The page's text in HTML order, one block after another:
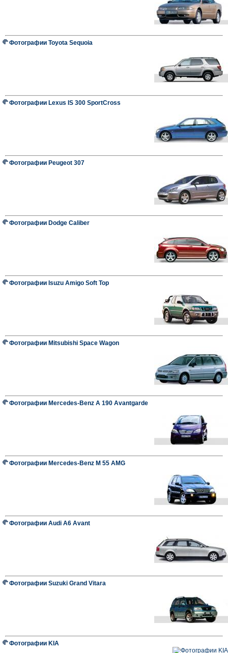
Фотографии Toyota Sequoia
Фотографии Lexus IS 300 SportCross
Фотографии Peugeot 307
Фотографии Dodge Caliber
Фотографии Isuzu Amigo Soft Top
Фотографии Mitsubishi Space Wagon
Фотографии Mercedes-Benz A 190 Avantgarde
Фотографии Mercedes-Benz M 55 AMG
Фотографии Audi A6 Avant
Фотографии Suzuki Grand Vitara
Фотографии KIA